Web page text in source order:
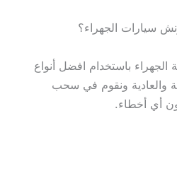
سيارات الجهراء؟
باستخدام افضل أنواع
والعادية ونقوم في سحب
أي أخطاء.